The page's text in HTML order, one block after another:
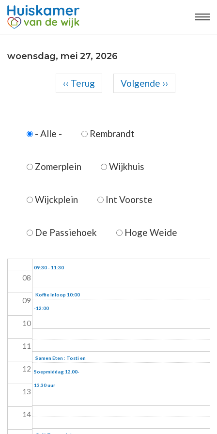
woensdag, mei 27, 2026
Paginering
‹‹ Terug Volgende ››
- Alle - Rembrandt
Zomerplein Wijkhuis
Wijckplein Int Voorste
De Passiehoek Hoge Weide
03
06
08
09
10
11
12
13
14
09:30 - 11:30
Koffie Inloop 10:00
-12:00
Samen Eten : Tosti en
Soepmiddag 12.00-
13.30 uur